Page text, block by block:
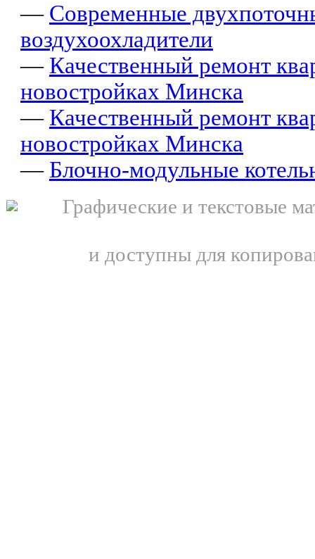
— Современные
воздухоохладители
— Качественный ремонт
новостройках Минска
— Качественный ремонт
новостройках Минска
— Блочно-модульные
Графические и текстовые
и доступны для